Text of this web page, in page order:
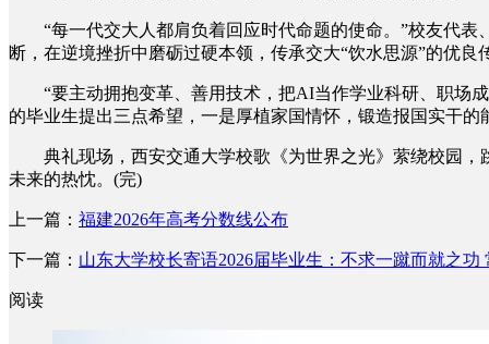
“每一代交大人都肩负着回应时代命题的使命。”校友代表
断，在逆境挫折中磨砺过硬本领，传承交大“饮水思源”的优
“要主动拥抱变革、善用技术，把AI当作学业科研、职场成
的毕业生提出三点希望，一是厚植家国情怀，锻造报国实干
典礼现场，西安交通大学校歌《为世界之光》萦绕校园，
未来的热忱。(完)
上一篇： 福建2026年高考分数线公布
下一篇： 山东大学校长寄语2026届毕业生：不求一蹴而就之功
阅读